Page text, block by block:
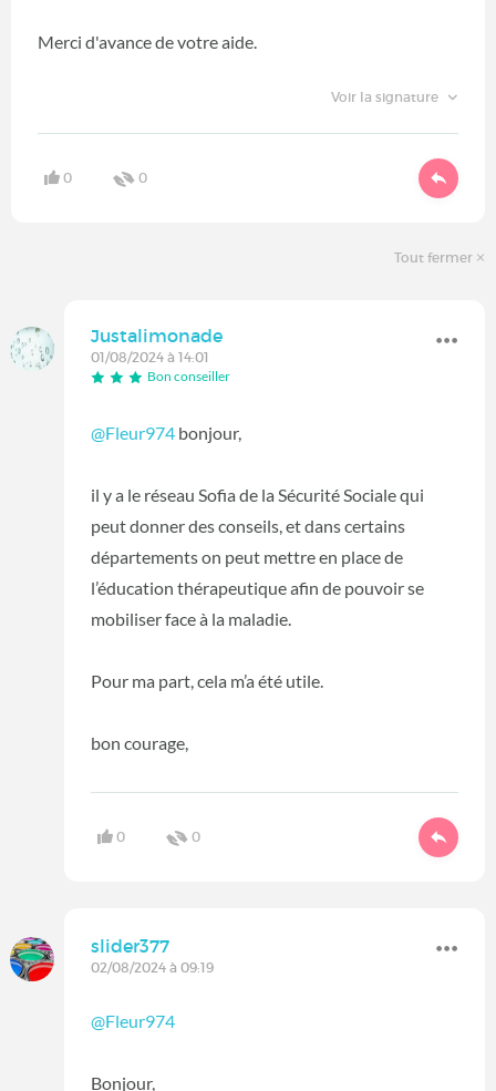
Merci d'avance de votre aide.
Voir la signature
0 0
Tout fermer
Justalimonade
01/08/2024 à 14:01
Bon conseiller
@Fleur974 bonjour,
il y a le réseau Sofia de la Sécurité Sociale qui
peut donner des conseils, et dans certains
départements on peut mettre en place de
l’éducation thérapeutique afin de pouvoir se
mobiliser face à la maladie.
Pour ma part, cela m’a été utile.
bon courage,
0 0
slider377
02/08/2024 à 09:19
@Fleur974
Bonjour,